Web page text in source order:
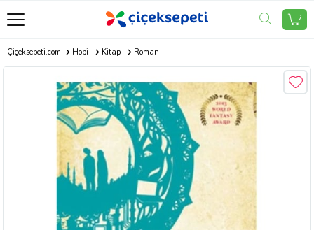
Çiçeksepeti.com Hobi Kitap Roman